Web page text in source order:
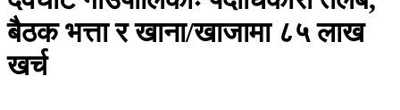
बैठक भत्ता र खाना/खाजामा ८५ लाख
खर्च